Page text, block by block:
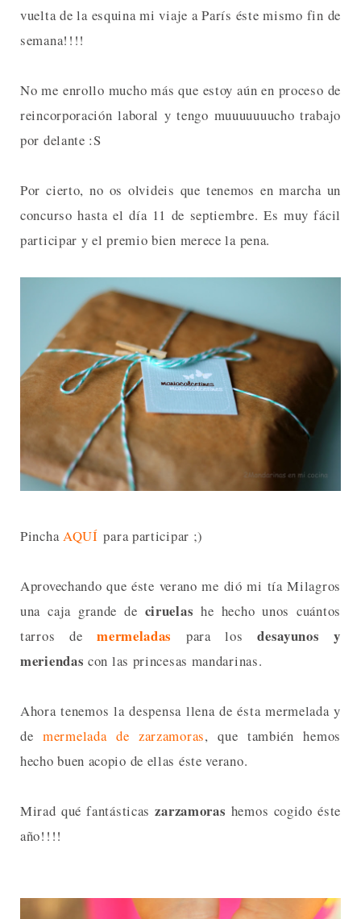
vuelta de la esquina mi viaje a París éste mismo fin de
semana!!!!
No me enrollo mucho más que estoy aún en proceso de
reincorporación laboral y tengo muuuuuuucho trabajo
por delante :S
Por cierto, no os olvideis que tenemos en marcha un
concurso hasta el día 11 de septiembre. Es muy fácil
participar y el premio bien merece la pena.
PinchaAQUÍ para participar ;)
Aprovechando que éste verano me dió mi tía Milagros
una caja grande de ciruelas he hecho unos cuántos
tarros demermeladas para losdesayunos y
meriendas con las princesas mandarinas.
Ahora tenemos la despensa llena de ésta mermelada y
demermelada de zarzamoras, que también hemos
hecho buen acopio de ellas éste verano.
Mirad qué fantásticaszarzamoras hemos cogido éste
año!!!!